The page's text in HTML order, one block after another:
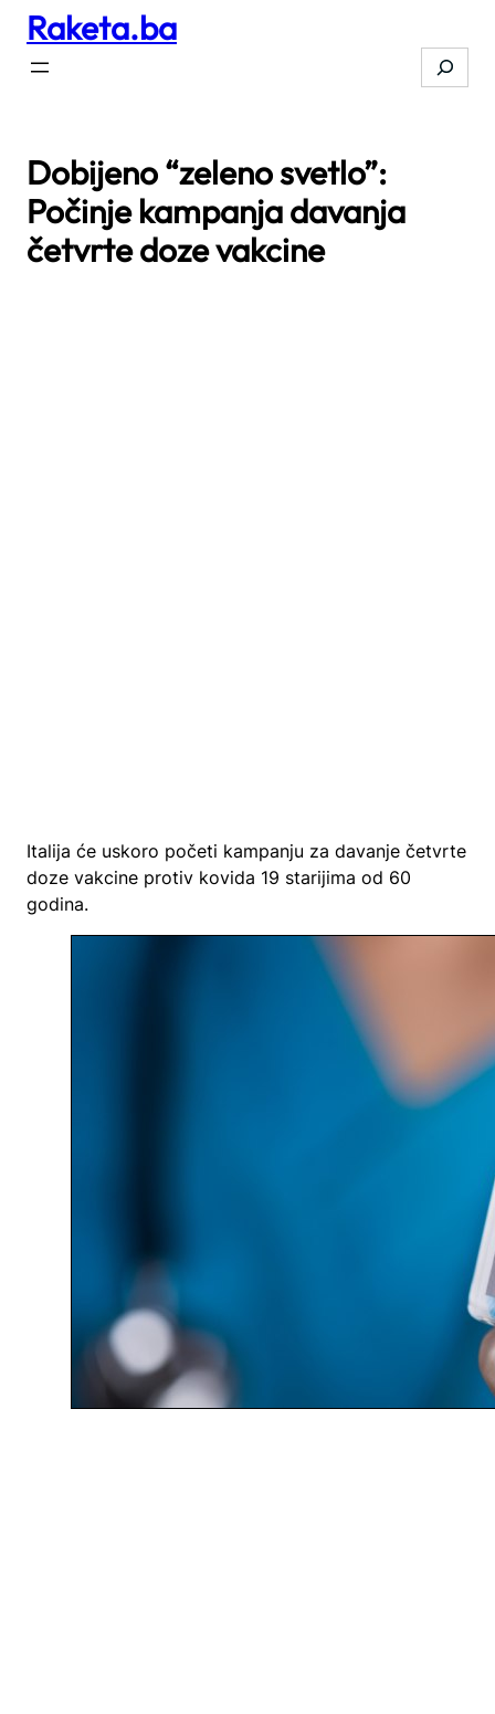
Skip
content
Raketa.ba
Search
Dobijeno “zeleno svetlo”:
Počinje kampanja davanja
četvrte doze vakcine
Italija će uskoro početi kampanju za davanje četvrte
doze vakcine protiv kovida 19 starijima od 60
godina.